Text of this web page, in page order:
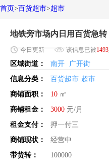
首页>百货超市>超市
地铁旁市场内日用百货急转
今日 更新 该信息已被1493
区域街道： 南开
广开街
信息分类：
百货超市 超市
商铺面积：
10 ㎡
商铺租金：
3000 元/月
租金支付：
押一付三
商铺现状：
经营中
带货转：
100000